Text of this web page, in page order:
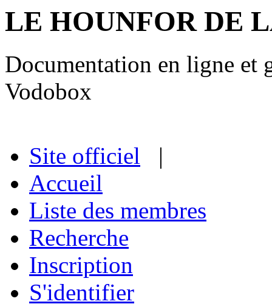
LE HOUNFOR DE
Documentation en ligne et
Vodobox
Site officiel |
Accueil
Liste des membres
Recherche
Inscription
S'identifier